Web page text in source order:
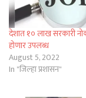
देशात १० लाख सरकारी
होणार उपलब्ध
August 5, 2022
In "जिल्हा प्रशासन"